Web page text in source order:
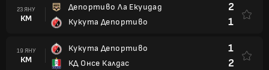
23 ЯНУ
КМ
Депортиво Ла Екуидад
Кукута Депортиво
2
1
19 ЯНУ
КМ
Кукута Депортиво
КД Онсе Калдас
1
2